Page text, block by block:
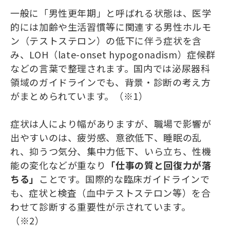
一般に「男性更年期」と呼ばれる状態は、医学
的には加齢や生活習慣等に関連する男性ホルモ
ン（テストステロン）の低下に伴う症状を含
み、LOH（late-onset hypogonadism）症候群
などの言葉で整理されます。国内では泌尿器科
領域のガイドラインでも、背景・診断の考え方
がまとめられています。（※1）
症状は人により幅がありますが、職場で影響が
出やすいのは、疲労感、意欲低下、睡眠の乱
れ、抑うつ気分、集中力低下、いら立ち、性機
能の変化などが重なり 「仕事の質と回復力が落
ちる」 ことです。国際的な臨床ガイドラインで
も、症状と検査（血中テストステロン等）を合
わせて診断する重要性が示されています。
（※2）